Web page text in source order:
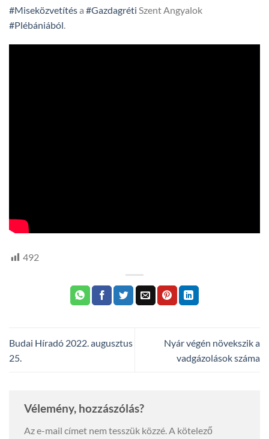
#Miseközvetítésa #Gazdagréti Szent Angyalok
#Plébániából
492
Budai Híradó 2022. augusztus
25.
Nyár végén növekszik a
vadgázolások száma
Vélemény, hozzászólás?
Az e-mail címet nem tesszük közzé.A kötelező